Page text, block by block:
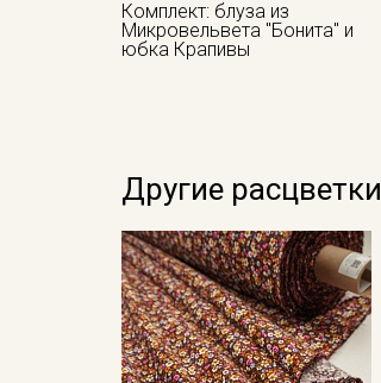
Комплект: блуза из
Микровельвета "Бонита" и
юбка Крапивы
Другие расцветки